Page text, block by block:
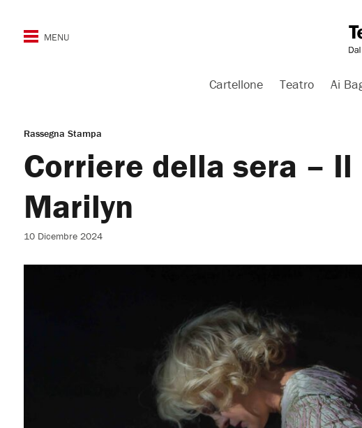
Cartellone Teatro Ai
Rassegna Stampa
Corriere della sera –
Marilyn
10 Dicembre 2024